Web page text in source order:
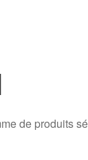
de produits